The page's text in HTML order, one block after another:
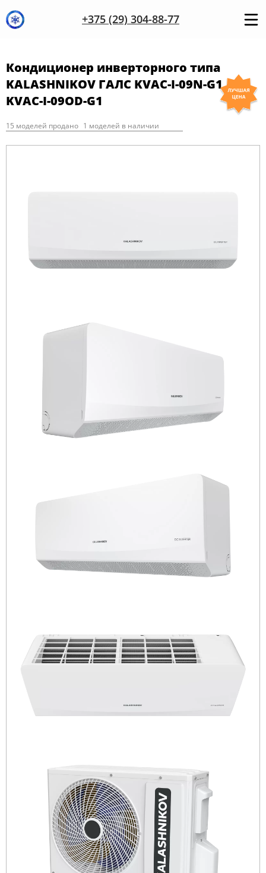
+375 (29) 304-88-77
Кондиционер инверторного типа
KALASHNIKOV ГАЛС KVAC-I-09N-G1 /
KVAC-I-09OD-G1
15 моделей продано 1 моделей в наличии